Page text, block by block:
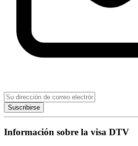
Suscribirse
Información sobre la visa DTV